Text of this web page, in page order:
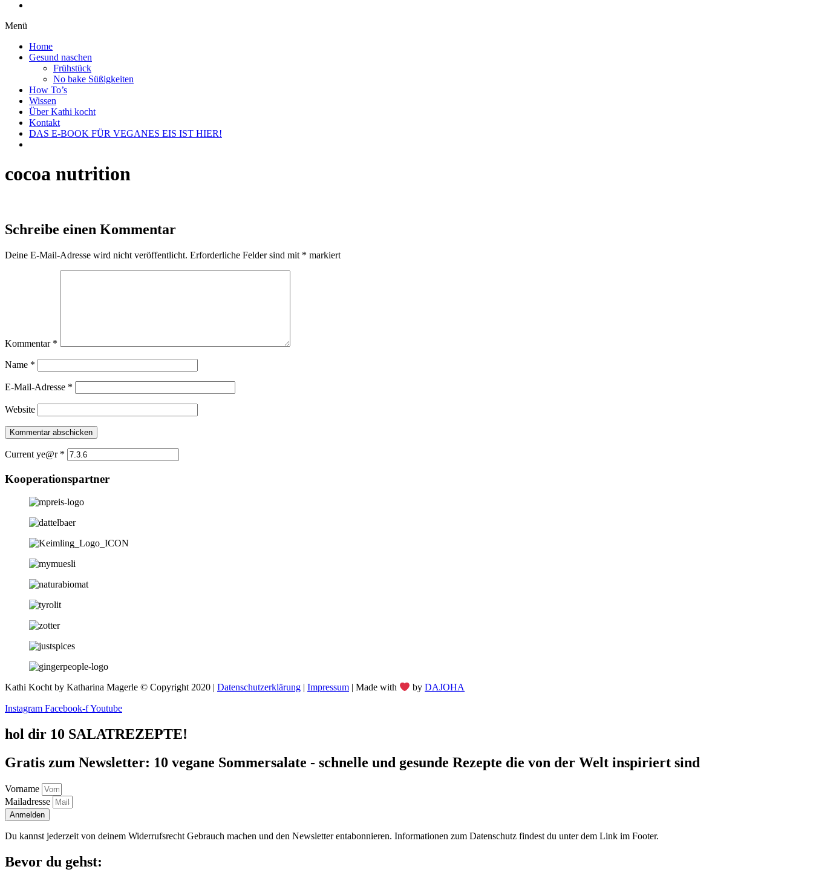
Menü
Home
Gesund naschen
Frühstück
No bake Süßigkeiten
How To’s
Wissen
Über Kathi kocht
Kontakt
DAS E-BOOK FÜR VEGANES EIS IST HIER!
cocoa nutrition
Schreibe einen Kommentar
Deine E-Mail-Adresse wird nicht veröffentlicht. Erforderliche Felder sind mit * markiert
Kommentar *
Name *
E-Mail-Adresse *
Website
Current ye@r *
Kooperationspartner
Kathi Kocht by Katharina Magerle © Copyright 2020 | Datenschutzerklärung Impressum | Made with byDAJOHA
Instagram Facebook-fYoutube
hol dir 10 SALATREZEPTE!
Gratis zum Newsletter: 10 vegane Sommersalate - schnelle und gesunde Rezepte die von der Welt inspiriert sind
Vorname
Mailadresse
Anmelden
Du kannst jederzeit von deinem Widerrufsrecht Gebrauch machen und den Newsletter entabonnieren. Informationen zum Datenschutz findest du unter dem Link im Footer.
Bevor du gehst: